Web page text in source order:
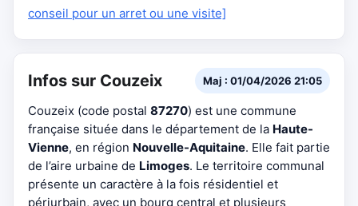
conseil pour un arret ou une visite]
Infos sur Couzeix Maj : 01/04/2026 21:05
Couzeix (code postal 87270) est une commune
française située dans le département de la Haute-
Vienne, en région Nouvelle-Aquitaine. Elle fait partie
de l’aire urbaine de Limoges. Le territoire communal
présente un caractère à la fois résidentiel et
périurbain, avec un bourg central et plusieurs